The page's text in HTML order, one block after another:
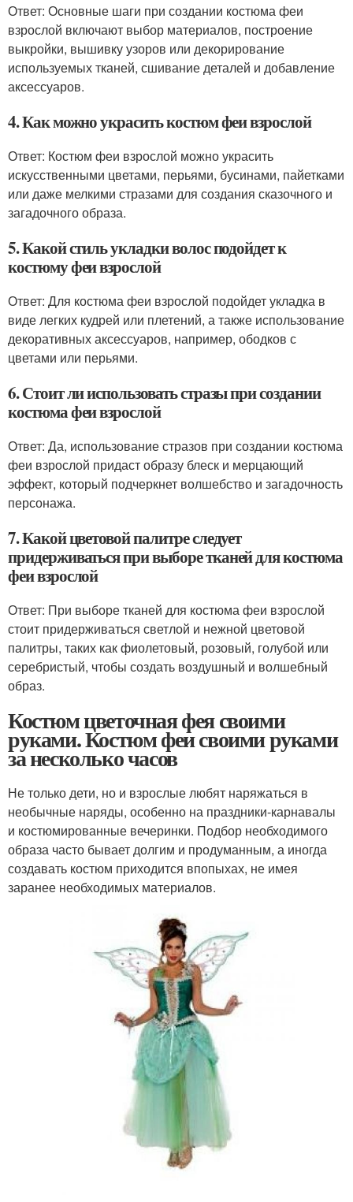
Ответ: Основные шаги при создании костюма феи
взрослой включают выбор материалов, построение
выкройки, вышивку узоров или декорирование
используемых тканей, сшивание деталей и добавление
аксессуаров.
4. Как можно украсить костюм феи взрослой
Ответ: Костюм феи взрослой можно украсить
искусственными цветами, перьями, бусинами, пайетками
или даже мелкими стразами для создания сказочного и
загадочного образа.
5. Какой стиль укладки волос подойдет к
костюму феи взрослой
Ответ: Для костюма феи взрослой подойдет укладка в
виде легких кудрей или плетений, а также использование
декоративных аксессуаров, например, ободков с
цветами или перьями.
6. Стоит ли использовать стразы при создании
костюма феи взрослой
Ответ: Да, использование стразов при создании костюма
феи взрослой придаст образу блеск и мерцающий
эффект, который подчеркнет волшебство и загадочность
персонажа.
7. Какой цветовой палитре следует
придерживаться при выборе тканей для костюма
феи взрослой
Ответ: При выборе тканей для костюма феи взрослой
стоит придерживаться светлой и нежной цветовой
палитры, таких как фиолетовый, розовый, голубой или
серебристый, чтобы создать воздушный и волшебный
образ.
Костюм цветочная фея своими
руками. Костюм феи своими руками
за несколько часов
Не только дети, но и взрослые любят наряжаться в
необычные наряды, особенно на праздники-карнавалы
и костюмированные вечеринки. Подбор необходимого
образа часто бывает долгим и продуманным, а иногда
создавать костюм приходится впопыхах, не имея
заранее необходимых материалов.